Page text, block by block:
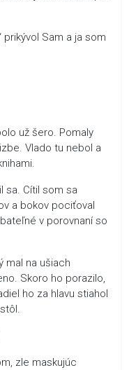
prikývol Sam a ja som
už šero. Pomaly
Vlado tu nebol a
sa. Cítil som sa
a bokov pociťoval
v porovnaní so
mal na ušiach
Skoro ho porazilo,
ho za hlavu stiahol
zle maskujúc